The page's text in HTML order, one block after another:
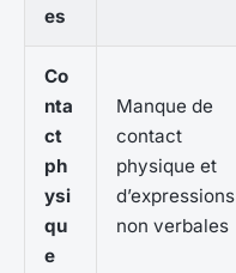
es
Co
nta
ct
ph
ysi
qu
e
Manque de
contact
physique et
d’expressions
non verbales